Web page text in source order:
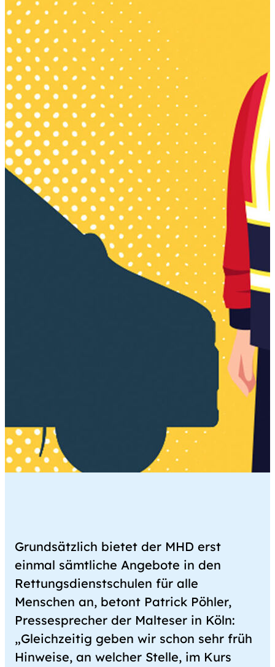
Grundsätzlich bietet der MHD erst
einmal sämtliche Angebote in den
Rettungsdienstschulen für alle
Menschen an, betont Patrick Pöhler,
Pressesprecher der Malteser in Köln:
„Gleichzeitig geben wir schon sehr früh
Hinweise, an welcher Stelle, im Kurs